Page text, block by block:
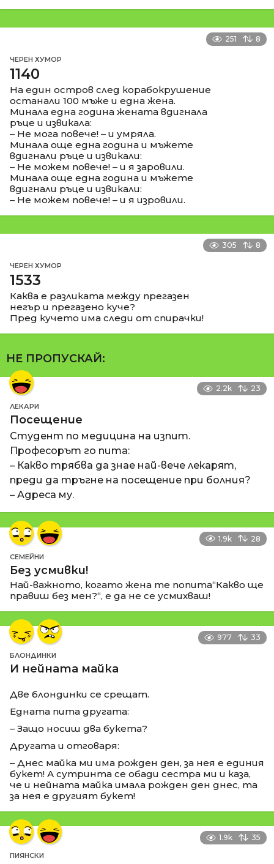
251 8
ЧЕРЕН ХУМОР
1140
На един остров след корабокрушение
останали 100 мъже и една жена.
Минала една година жената вдигнала
ръце и извикала:
– Не мога повече! – и умряла.
Минала още една година и мъжете
вдигнали ръце и извикали:
– Не можем повече! – и я заровили.
Минала още една година и мъжете
вдигнали ръце и извикали:
– Не можем повече! – и я изровили.
305 8
ЧЕРЕН ХУМОР
1533
Каква е разликата между прегазен
негър и прегазено куче?
Пред кучето има следи от спирачки!
НЕ ПРОПУСКАЙ:
2.2k 23
ЛЕКАРИ
Посещение
Студент по медицина на изпит.
Професорът го пита:
– Какво трябва да знае най-вече лекарят,
преди да тръгне на посещение при болния?
– Адреса му.
1.9k 28
СЕМЕЙНИ
Без усмивки!
Най-важното, когато жена те попита“Какво ще
правиш без мен?“, е да не се усмихваш!
977 33
БЛОНДИНКИ
И нейната майка
Две блондинки се срещат.
Едната пита другата:
– Защо носиш два букета?
Другата и отговаря:
– Днес майка ми има рожден ден, за нея е единия
букет! А сутринта се обади сестра ми и каза,
че и нейната майка имала рожден ден днес, та
за нея е другият букет!
1.9k 35
ПИЯНСКИ